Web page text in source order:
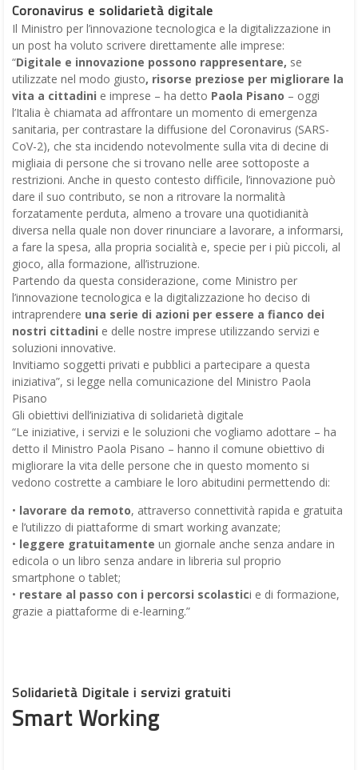
Coronavirus e solidarietà digitale
Il Ministro per l’innovazione tecnologica e la digitalizzazione in
un post ha voluto scrivere direttamente alle imprese:
“Digitale e innovazione possono rappresentare, se
utilizzate nel modo giusto, risorse preziose per migliorare la
vita a cittadini e imprese – ha detto Paola Pisano – oggi
l’Italia è chiamata ad affrontare un momento di emergenza
sanitaria, per contrastare la diffusione del Coronavirus (SARS-
CoV-2), che sta incidendo notevolmente sulla vita di decine di
migliaia di persone che si trovano nelle aree sottoposte a
restrizioni. Anche in questo contesto difficile, l’innovazione può
dare il suo contributo, se non a ritrovare la normalità
forzatamente perduta, almeno a trovare una quotidianità
diversa nella quale non dover rinunciare a lavorare, a informarsi,
a fare la spesa, alla propria socialità e, specie per i più piccoli, al
gioco, alla formazione, all’istruzione.
Partendo da questa considerazione, come Ministro per
l’innovazione tecnologica e la digitalizzazione ho deciso di
intraprendere una serie di azioni per essere a fianco dei
nostri cittadini e delle nostre imprese utilizzando servizi e
soluzioni innovative.
Invitiamo soggetti privati e pubblici a partecipare a questa
iniziativa”, si legge nella comunicazione del Ministro Paola
Pisano
Gli obiettivi dell’iniziativa di solidarietà digitale
“Le iniziative, i servizi e le soluzioni che vogliamo adottare – ha
detto il Ministro Paola Pisano – hanno il comune obiettivo di
migliorare la vita delle persone che in questo momento si
vedono costrette a cambiare le loro abitudini permettendo di:
• lavorare da remoto, attraverso connettività rapida e gratuita
e l’utilizzo di piattaforme di smart working avanzate;
• leggere gratuitamente un giornale anche senza andare in
edicola o un libro senza andare in libreria sul proprio
smartphone o tablet;
• restare al passo con i percorsi scolastici e di formazione,
grazie a piattaforme di e-learning.”
Solidarietà Digitale i servizi gratuiti
Smart Working